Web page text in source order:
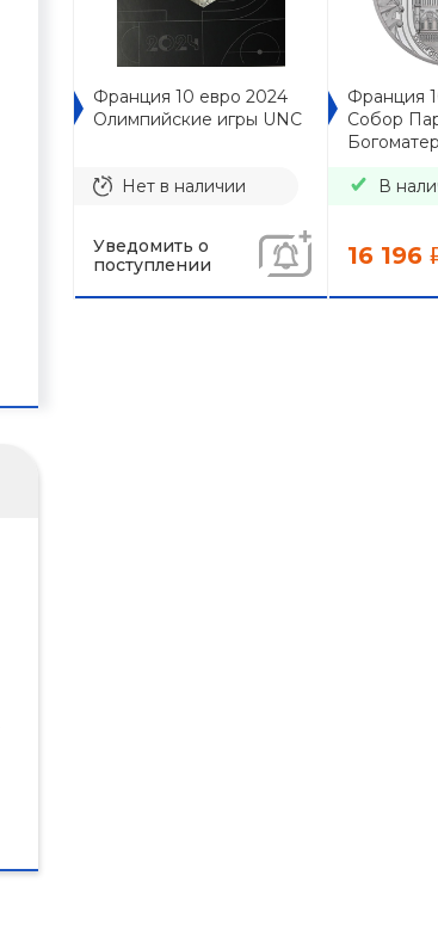
Франция 10 евро 2024
Олимпийские игры UNC
Нет в наличии
Уведомить о
поступлении
Франция
Собор
В
16 196